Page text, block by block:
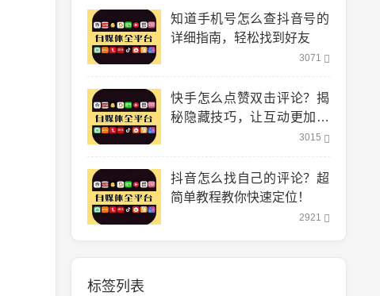
知道手机号怎么查抖音号的
详细指南，轻松找到好友
3071
快手怎么点赞双击评论？揭
秘隐藏技巧，让互动更加轻
3015
抖音怎么找自己的评论？超
简单教程教你快速定位！
2921
标签列表